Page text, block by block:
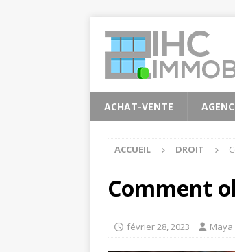
ACHAT-VENTE
ACCUEIL DROIT
Comment
février 28, 2023 Maya